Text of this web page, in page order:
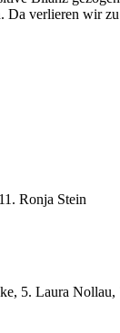
verlieren wir
Ronja Stein
5. Laura